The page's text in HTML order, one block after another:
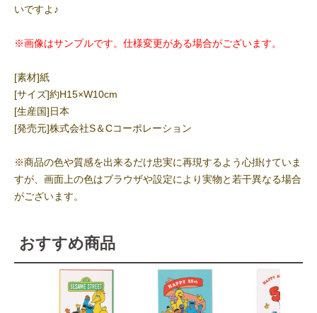
いですよ♪
※画像はサンプルです。仕様変更がある場合がございます。
[素材]紙
[サイズ]約H15×W10cm
[生産国]日本
[発売元]株式会社S＆Cコーポレーション
※商品の色や質感を出来るだけ忠実に再現するよう心掛けていま
すが、画面上の色はブラウザや設定により実物と若干異なる場合
がございます。
おすすめ商品